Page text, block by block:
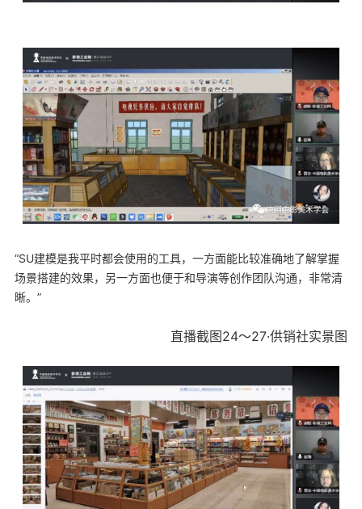
“SU建模是我平时都会使用的工具，一方面能比较准确地了解掌握
场景搭建的效果，另一方面也便于和导演等创作团队沟通，非常清
晰。”
直播截图24～27·供销社实景图